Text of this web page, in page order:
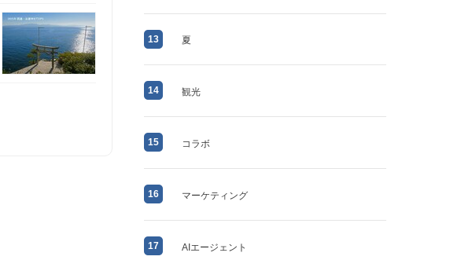
13 夏
14 観光
15 コラボ
16 マーケティング
17 AIエージェント